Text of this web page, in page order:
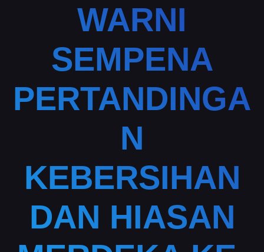
WARNI
SEMPENA
PERTANDINGA
N
KEBERSIHAN
DAN HIASAN